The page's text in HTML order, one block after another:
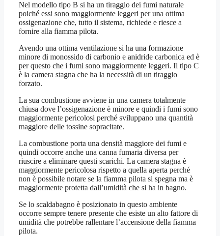
Nel modello tipo B si ha un tiraggio dei fumi naturale
poiché essi sono maggiormente leggeri per una ottima
ossigenazione che, tutto il sistema, richiede e riesce a
fornire alla fiamma pilota.
Avendo una ottima ventilazione si ha una formazione
minore di monossido di carbonio e anidride carbonica ed è
per questo che i fumi sono maggiormente leggeri. Il tipo C
è la camera stagna che ha la necessità di un tiraggio
forzato.
La sua combustione avviene in una camera totalmente
chiusa dove l’ossigenazione è minore e quindi i fumi sono
maggiormente pericolosi perché sviluppano una quantità
maggiore delle tossine sopracitate.
La combustione porta una densità maggiore dei fumi e
quindi occorre anche una canna fumaria diversa per
riuscire a eliminare questi scarichi. La camera stagna è
maggiormente pericolosa rispetto a quella aperta perché
non è possibile notare se la fiamma pilota si spegna ma è
maggiormente protetta dall’umidità che si ha in bagno.
Se lo scaldabagno è posizionato in questo ambiente
occorre sempre tenere presente che esiste un alto fattore di
umidità che potrebbe rallentare l’accensione della fiamma
pilota.